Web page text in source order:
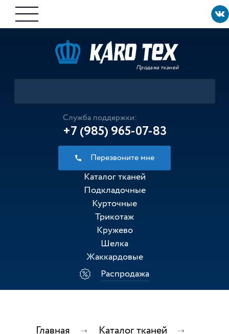
Продажа тканей
Служба поддержки:
+7 (985) 965-07-83
Перезвоните мне
Каталог тканей
Подкладочные
Курточные
Трикотаж
Кружево
Шелка
Жаккардовые
Распродажа
Главная Каталог тканей